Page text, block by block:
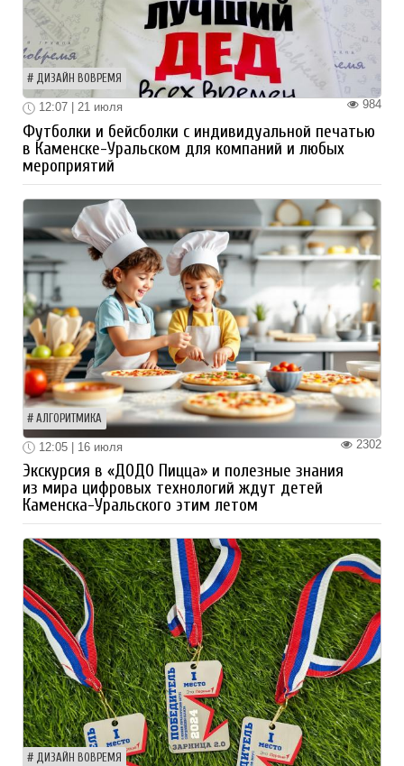
ДИЗАЙН ВОВРЕМЯ
984
12:07 | 21 июля
Футболки и бейсболки с индивидуальной печатью
в Каменске-Уральском для компаний и любых
мероприятий
АЛГОРИТМИКА
2302
12:05 | 16 июля
Экскурсия в «ДОДО Пицца» и полезные знания
из мира цифровых технологий ждут детей
Каменска-Уральского этим летом
ДИЗАЙН ВОВРЕМЯ